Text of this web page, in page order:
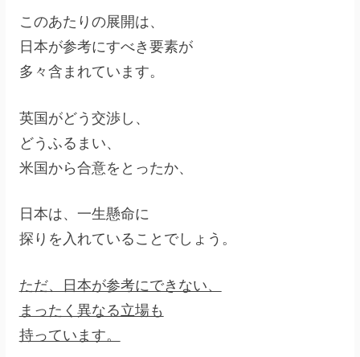
このあたりの展開は、
日本が参考にすべき要素が
多々含まれています。
英国がどう交渉し、
どうふるまい、
米国から合意をとったか、
日本は、一生懸命に
探りを入れていることでしょう。
ただ、日本が参考にできない、
まったく異なる立場も
持っています。